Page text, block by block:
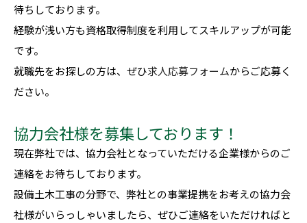
待ちしております。
経験が浅い方も資格取得制度を利用してスキルアップが可能
です。
就職先をお探しの方は、ぜひ求人応募フォームからご応募く
ださい。
協力会社様を募集しております！
現在弊社では、協力会社となっていただける企業様からのご
連絡をお待ちしております。
設備土木工事の分野で、弊社との事業提携をお考えの協力会
社様がいらっしゃいましたら、ぜひご連絡をいただければと